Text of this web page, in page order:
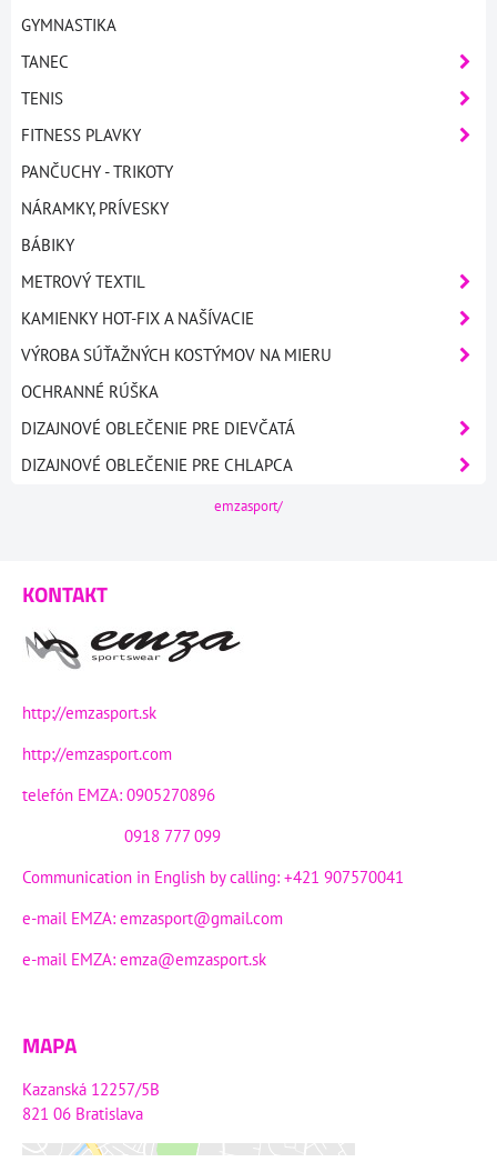
GYMNASTIKA
TANEC
TENIS
FITNESS PLAVKY
PANČUCHY - TRIKOTY
NÁRAMKY, PRÍVESKY
BÁBIKY
METROVÝ TEXTIL
KAMIENKY HOT-FIX A NAŠÍVACIE
VÝROBA SÚŤAŽNÝCH KOSTÝMOV NA MIERU
OCHRANNÉ RÚŠKA
DIZAJNOVÉ OBLEČENIE PRE DIEVČATÁ
DIZAJNOVÉ OBLEČENIE PRE CHLAPCA
emzasport/
KONTAKT
http://emzasport.sk
http://emzasport.com
telefón EMZA: 0905270896
0918 777 099
Communication in English by calling: +421 907570041
e-mail EMZA: emzasport@gmail.com
e-mail EMZA: emza@emzasport.sk
MAPA
Kazanská 12257/5B
821 06 Bratislava